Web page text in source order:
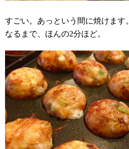
すごい。あっという間に焼けます
なるまで、ほんの2分ほど。